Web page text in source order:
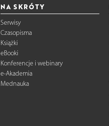
NA SKRÓTY
Serwisy
Czasopisma
Książki
eBooki
Konferencje i webinary
e-Akademia
Mednauka